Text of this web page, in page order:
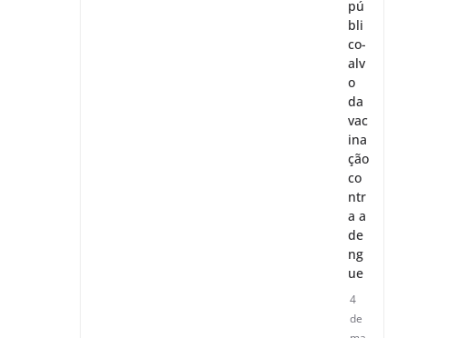
pú
bli
co-
alv
o
da
vac
ina
ção
co
ntr
a a
de
ng
ue
4
de